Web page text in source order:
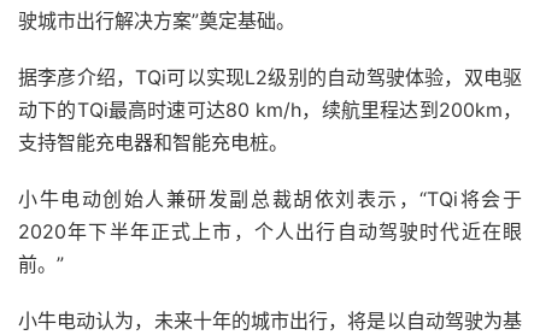
驶城市出行解决方案”奠定基础。
据李彦介绍，TQi可以实现L2级别的自动驾驶体验，双电驱
动下的TQi最高时速可达80 km/h，续航里程达到200km，
支持智能充电器和智能充电桩。
小牛电动创始人兼研发副总裁胡依刘表示，“TQi将会于
2020年下半年正式上市，个人出行自动驾驶时代近在眼
前。”
小牛电动认为，未来十年的城市出行，将是以自动驾驶为基